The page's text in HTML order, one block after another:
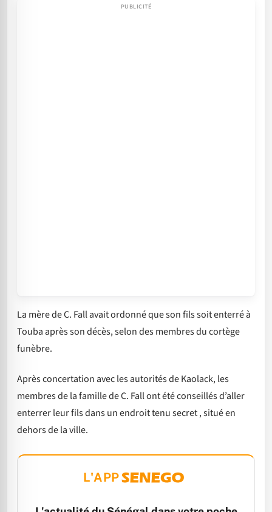
La mère de C. Fall avait ordonné que son fils soit enterré à
Touba après son décès, selon des membres du cortège
funèbre.
Après concertation avec les autorités de Kaolack, les
membres de la famille de C. Fall ont été conseillés d’aller
enterrer leur fils dans un endroit tenu secret , situé en
dehors de la ville.
L'APP